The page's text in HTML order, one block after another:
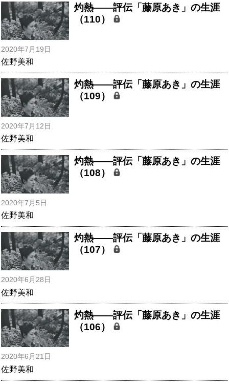
灼熱――評伝「藤原あき」の生涯
（110）
2020年7月19日
佐野美和
灼熱――評伝「藤原あき」の生涯
（109）
2020年7月12日
佐野美和
灼熱――評伝「藤原あき」の生涯
（108）
2020年7月5日
佐野美和
灼熱――評伝「藤原あき」の生涯
（107）
2020年6月28日
佐野美和
灼熱――評伝「藤原あき」の生涯
（106）
2020年6月21日
佐野美和